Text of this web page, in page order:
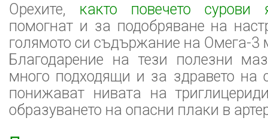
Орехите, както повечето сурови
помогнат и за подобряване на
голямото си съдържание на Омега-3
Благодарение на тези полезни
много подходящи и за здравето на
понижават нивата на
образуването на опасни плаки в